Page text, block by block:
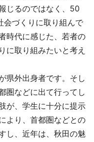
じるのではなく、50
会づくりに取り組んで
時代に感じた、若者の
に取り組みたいと考え
県外出身者です。そし
圏などに出て行ってし
が、学生に十分に提示
より、首都圏などとの
し、近年は、秋田の魅